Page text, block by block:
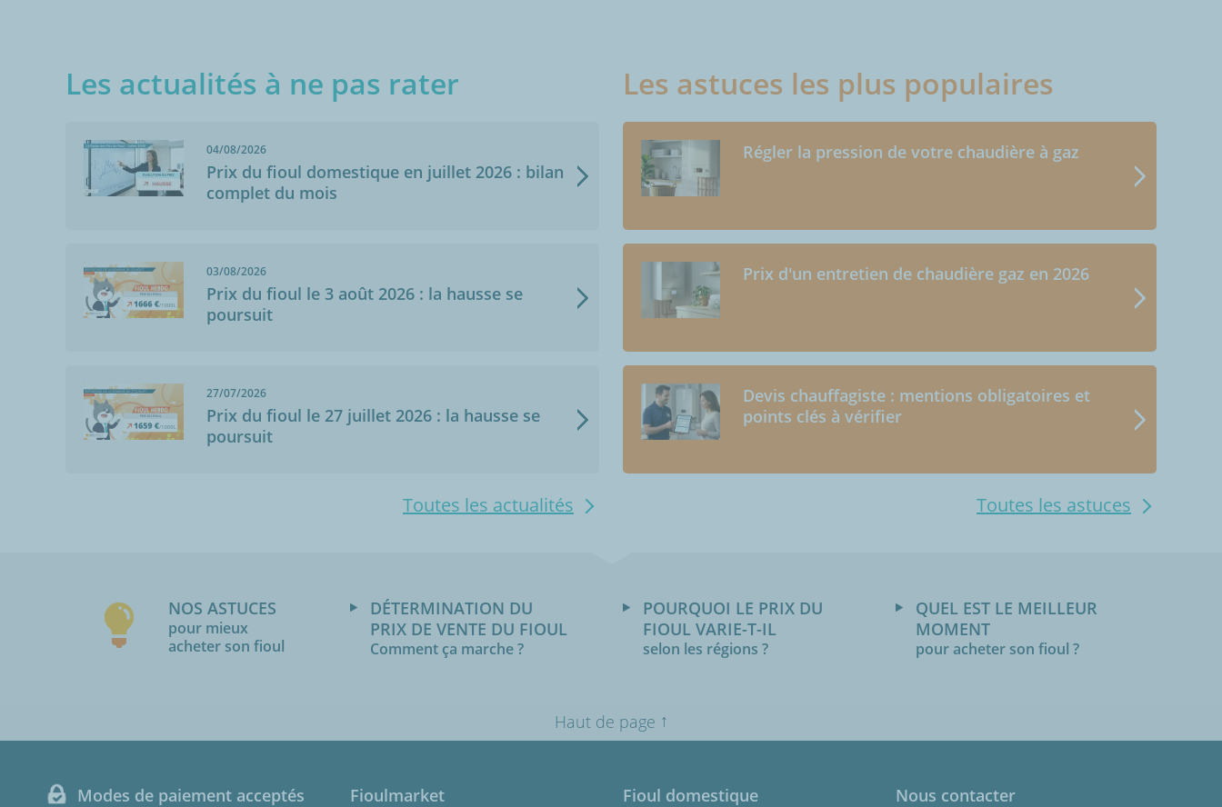
Les actualités à ne pas rater
04/08/2026
Prix du fioul domestique en juillet 2026 : bilan
complet du mois
03/08/2026
Prix du fioul le 3 août 2026 : la hausse se
poursuit
27/07/2026
Prix du fioul le 27 juillet 2026 : la hausse se
poursuit
Toutes les actualités
Les astuces les plus populaires
Régler la pression de votre chaudière à gaz
Prix d'un entretien de chaudière gaz en 2026
Devis chauffagiste : mentions obligatoires et
points clés à vérifier
Toutes les astuces
NOS ASTUCES
pour mieux
acheter son fioul
DÉTERMINATION DU
PRIX DE VENTE DU FIOUL
Comment ça marche ?
POURQUOI LE PRIX DU
FIOUL VARIE-T-IL
selon les régions ?
QUEL EST LE MEILLEUR
MOMENT
pour acheter son fioul ?
Haut de page ↑
Modes de paiement acceptés Fioulmarket Fioul domestique Nous contacter